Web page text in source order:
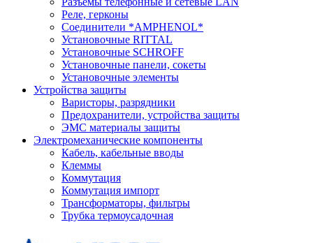
Реле, герконы
Соединители *AMPHENOL*
Установочные RITTAL
Установочные SCHROFF
Установочные панели, сокеты
Установочные элементы
Устройства защиты
Варисторы, разрядники
Предохранители, устройства защиты
ЭМС материалы защиты
Электромеханические компоненты
Кабель, кабельные вводы
Клеммы
Коммутация
Коммутация импорт
Трансформаторы, фильтры
Трубка термоусадочная